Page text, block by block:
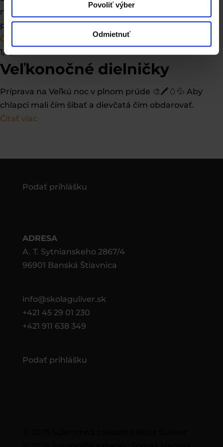
Povoliť výber
Odmietnuť
než len darovanie krvi. Videli, čo znamená pomáhať. A
presne toto si odnesú do života 🩸✨
Čítať viac
1/4/2026
Veľkonočné dielničky
Príprava na Veľkú noc v plnom prúde 🎨🖍️🥚💦 Aby
chlapci mali čím šibať a dievčatá čím obdarovať.
Čítať viac
Podať prihlášku
ADRESA
A. T. Sytnianskeho 2867/4
96901 Banská Štiavnica
info@skolaguliver.sk
+421 45 29 01 230
+421 911 638 349
Podať prihlášku